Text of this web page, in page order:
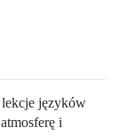
języków
i